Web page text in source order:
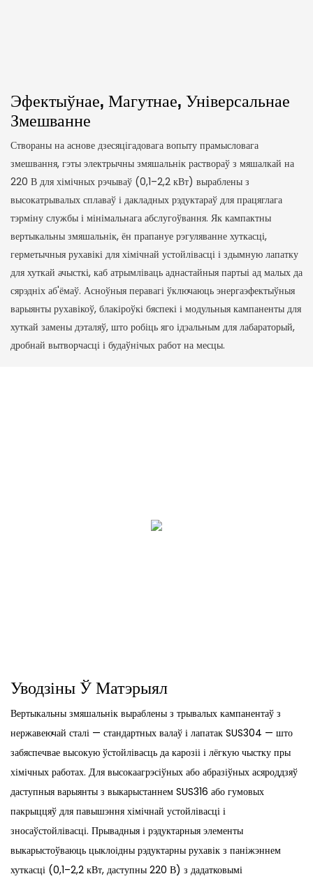
Эфектыўнае, Магутнае, Універсальнае
Змешванне
Створаны на аснове дзесяцігадовага вопыту прамысловага
змешвання, гэты электрычны змяшальнік раствораў з мяшалкай на
220 В для хімічных рэчываў (0,1–2,2 кВт) выраблены з
высокатрывалых сплаваў і дакладных рэдуктараў для працяглага
тэрміну службы і мінімальнага абслугоўвання. Як кампактны
вертыкальны змяшальнік, ён прапануе рэгуляванне хуткасці,
герметычныя рухавікі для хімічнай устойлівасці і здымную лапатку
для хуткай ачысткі, каб атрымліваць аднастайныя партыі ад малых да
сярэдніх аб'ёмаў. Асноўныя перавагі ўключаюць энергаэфектыўныя
варыянты рухавікоў, блакіроўкі бяспекі і модульныя кампаненты для
хуткай замены дэталяў, што робіць яго ідэальным для лабараторый,
дробнай вытворчасці і будаўнічых работ на месцы.
Уводзіны Ў Матэрыял
Вертыкальны змяшальнік выраблены з трывалых кампанентаў з
нержавеючай сталі — стандартных валаў і лапатак SUS304 — што
забяспечвае высокую ўстойлівасць да карозіі і лёгкую чыстку пры
хімічных работах. Для высокаагрэсіўных або абразіўных асяроддзяў
даступныя варыянты з выкарыстаннем SUS316 або гумовых
пакрыццяў для павышэння хімічнай устойлівасці і
зносаўстойлівасці. Прывадныя і рэдуктарныя элементы
выкарыстоўваюць цыклоідны рэдуктарны рухавік з паніжэннем
хуткасці (0,1–2,2 кВт, даступны 220 В) з дадатковымі